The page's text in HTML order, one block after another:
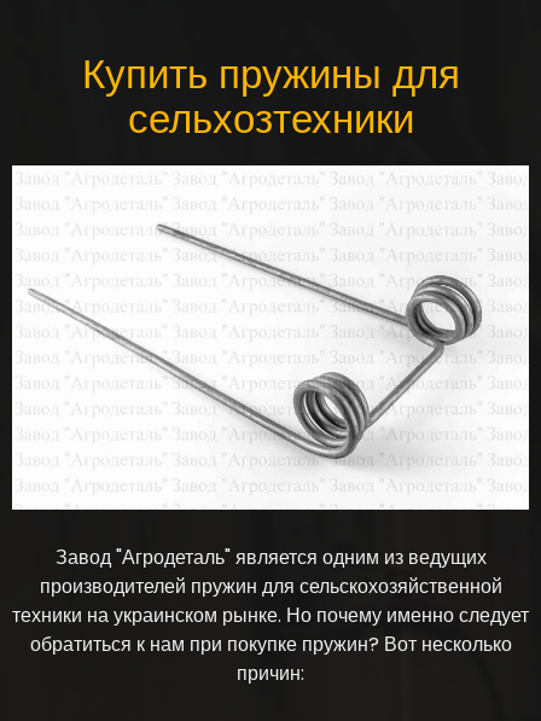
Купить пружины для
сельхозтехники
Завод "Агродеталь" является одним из ведущих
производителей пружин для сельскохозяйственной
техники на украинском рынке. Но почему именно следует
обратиться к нам при покупке пружин? Вот несколько
причин: